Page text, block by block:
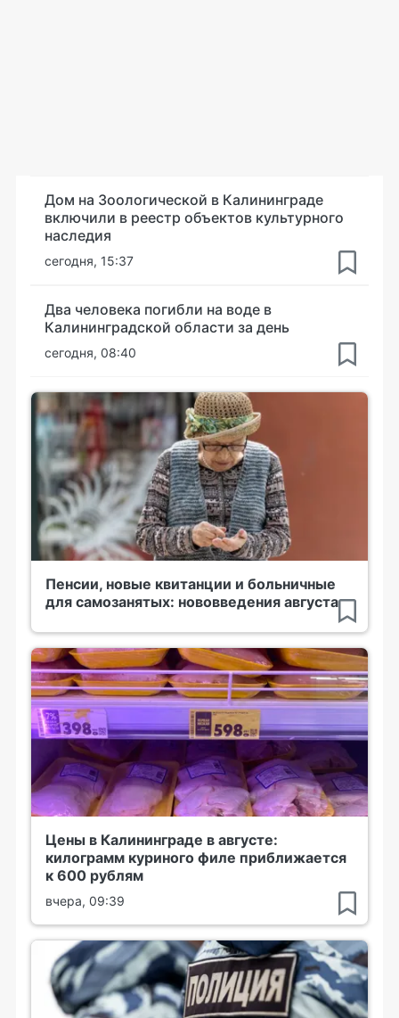
Дом на Зоологической в Калининграде
включили в реестр объектов культурного
наследия
сегодня, 15:37
Два человека погибли на воде в
Калининградской области за день
сегодня, 08:40
Пенсии, новые квитанции и больничные
для самозанятых: нововведения августа
Цены в Калининграде в августе:
килограмм куриного филе приближается
к 600 рублям
вчера, 09:39